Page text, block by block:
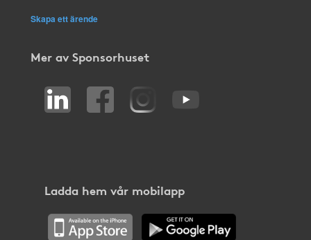
Skapa ett ärende
Mer av Sponsorhuset
Ladda hem vår mobilapp